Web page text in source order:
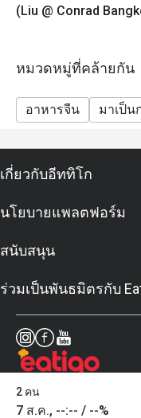
reflect the finest
vats and service
FAQs
กรุงเทพฯ (Liu @
A: The restaurant
sum.
A: Must-tries
Seafood, Grilled
and fried dim sum
Q: What is the
A: Smart casual
A: It is located on
(Liu @ Conrad
หมวดหมู่ที่คล้ายกัน
อาหารจีน มาเป็น
2 คน
7 ส.ค., --:-- / --%
เกี่ยวกับอีททิโก
นโยบายแพลตฟอร์ม
สนับสนุน
ร่วมเป็นพันธมิตรกับ